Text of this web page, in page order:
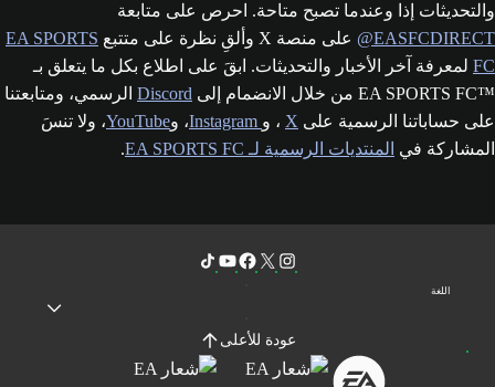
والتحديثات إذا وعندما تصبح متاحة. احرص على متابعة
‎@‌EASFCDIRECT على منصة X وألقِ نظرة على متتبع
EA SPORTS
FC لمعرفة آخر الأخبار والتحديثات. ابقَ على اطلاع بكل ما يتعلق بـ
™EA SPORTS FC من خلال الانضمام إلى
Discord الرسمي، ومتابعتنا
على حساباتنا الرسمية على X ، و ، وYouTube، ولا تنسَ
المشاركة في المنتديات الرسمية لـ EA SPORTS FC .
اللغة
عودة للأعلى